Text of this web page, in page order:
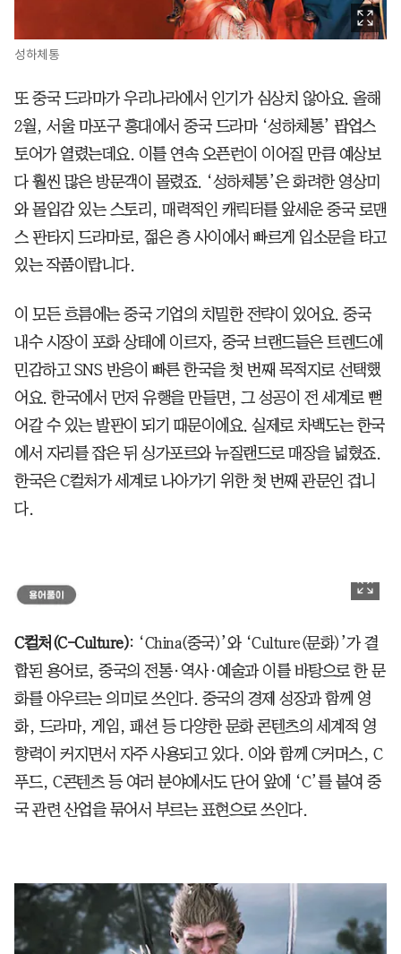
성하체통
또 중국 드라마가 우리나라에서 인기가 심상치 않아요. 올해
2월, 서울 마포구 홍대에서 중국 드라마 ‘성하체통’ 팝업스
토어가 열렸는데요. 이틀 연속 오픈런이 이어질 만큼 예상보
다 훨씬 많은 방문객이 몰렸죠. ‘성하체통’은 화려한 영상미
와 몰입감 있는 스토리, 매력적인 캐릭터를 앞세운 중국 로맨
스 판타지 드라마로, 젊은 층 사이에서 빠르게 입소문을 타고
있는 작품이랍니다.
이 모든 흐름에는 중국 기업의 치밀한 전략이 있어요. 중국
내수 시장이 포화 상태에 이르자, 중국 브랜드들은 트렌드에
민감하고 SNS 반응이 빠른 한국을 첫 번째 목적지로 선택했
어요. 한국에서 먼저 유행을 만들면, 그 성공이 전 세계로 뻗
어갈 수 있는 발판이 되기 때문이에요. 실제로 차백도는 한국
에서 자리를 잡은 뒤 싱가포르와 뉴질랜드로 매장을 넓혔죠.
한국은 C컬처가 세계로 나아가기 위한 첫 번째 관문인 겁니
다.
C컬처(C-Culture): ‘China(중국)’와 ‘Culture(문화)’가 결
합된 용어로, 중국의 전통·역사·예술과 이를 바탕으로 한 문
화를 아우르는 의미로 쓰인다. 중국의 경제 성장과 함께 영
화, 드라마, 게임, 패션 등 다양한 문화 콘텐츠의 세계적 영
향력이 커지면서 자주 사용되고 있다. 이와 함께 C커머스, C
푸드, C콘텐츠 등 여러 분야에서도 단어 앞에 ‘C’를 붙여 중
국 관련 산업을 묶어서 부르는 표현으로 쓰인다.